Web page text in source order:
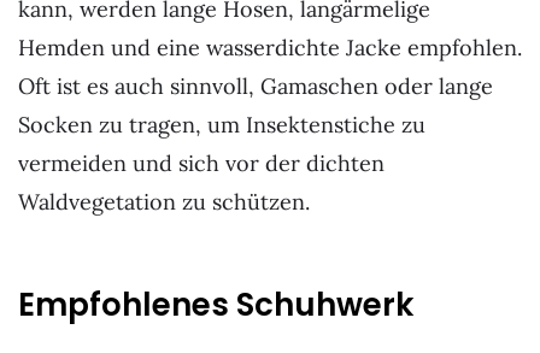
kann, werden lange Hosen, langärmelige
Hemden und eine wasserdichte Jacke empfohlen.
Oft ist es auch sinnvoll, Gamaschen oder lange
Socken zu tragen, um Insektenstiche zu
vermeiden und sich vor der dichten
Waldvegetation zu schützen.
Empfohlenes Schuhwerk